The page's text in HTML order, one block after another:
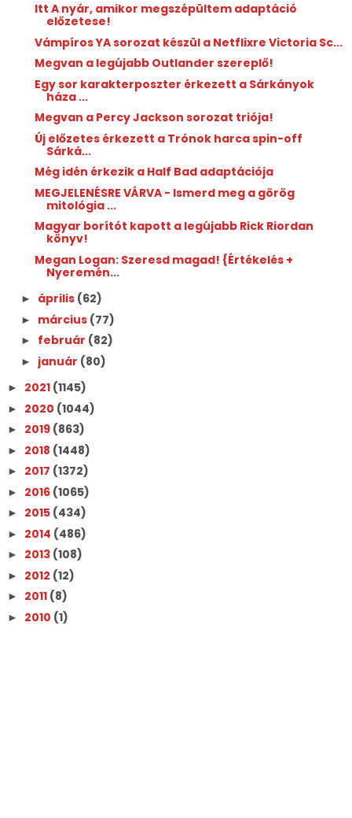
Itt A nyár, amikor megszépültem adaptáció
előzetese!
Vámpíros YA sorozat készül a Netflixre Victoria Sc...
Megvan a legújabb Outlander szereplő!
Egy sor karakterposzter érkezett a Sárkányok
háza ...
Megvan a Percy Jackson sorozat triója!
Új előzetes érkezett a Trónok harca spin-off
Sárká...
Még idén érkezik a Half Bad adaptációja
MEGJELENÉSRE VÁRVA - Ismerd meg a görög
mitológia ...
Magyar borítót kapott a legújabb Rick Riordan
könyv!
Megan Logan: Szeresd ​magad! {Értékelés +
Nyeremén...
► április (62)
► március (77)
► február (82)
► január (80)
► 2021 (1145)
► 2020 (1044)
► 2019 (863)
► 2018 (1448)
► 2017 (1372)
► 2016 (1065)
► 2015 (434)
► 2014 (486)
► 2013 (108)
► 2012 (12)
► 2011 (8)
► 2010 (1)